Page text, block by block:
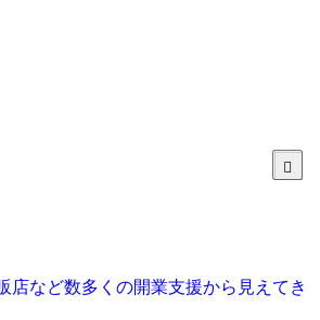
店など数多くの開業支援から見えてき